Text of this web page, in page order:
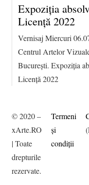
Expoziția
Licență 2022
Vernisaj Miercuri
Centrul Artelor
București. Expoziția
Licență 2022
© 2020 –
xArte.RO
| Toate
drepturile
rezervate.
Termeni
şi
condiţii